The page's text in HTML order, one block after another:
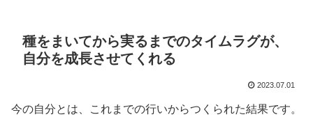
種をまいてから実るまでのタイムラグが、
自分を成長させてくれる
2023.07.01
今の自分とは、これまでの行いからつくられた結果です。